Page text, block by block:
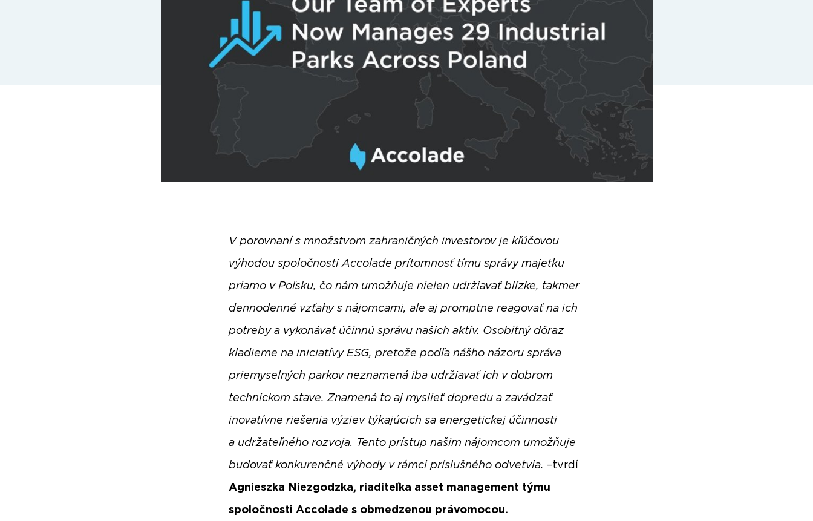
V porovnaní s množstvom zahraničných investorov je kľúčovou
výhodou spoločnosti Accolade prítomnosť tímu správy majetku
priamo v Poľsku, čo nám umožňuje nielen udržiavať blízke, takmer
dennodenné vzťahy s nájomcami, ale aj promptne reagovať na ich
potreby a vykonávať účinnú správu našich aktív. Osobitný dôraz
kladieme na iniciatívy ESG, pretože podľa nášho názoru správa
priemyselných parkov neznamená iba udržiavať ich v dobrom
technickom stave. Znamená to aj myslieť dopredu a zavádzať
inovatívne riešenia výziev týkajúcich sa energetickej účinnosti
a udržateľného rozvoja. Tento prístup našim nájomcom umožňuje
budovať konkurenčné výhody v rámci príslušného odvetvia. –tvrdí
Agnieszka Niezgodzka, riaditeľka asset management týmu
spoločnosti Accolade s obmedzenou právomocou.